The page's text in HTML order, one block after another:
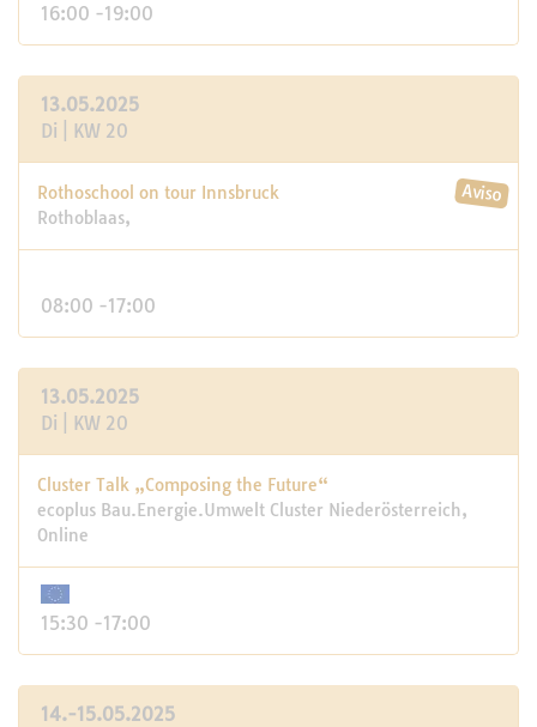
16:00 -19:00
13.05.2025
Di | KW 20
Rothoschool on tour Innsbruck
Rothoblaas,
08:00 -17:00
13.05.2025
Di | KW 20
Cluster Talk „Composing the Future“
ecoplus Bau.Energie.Umwelt Cluster Niederösterreich,
Online
15:30 -17:00
14.-15.05.2025